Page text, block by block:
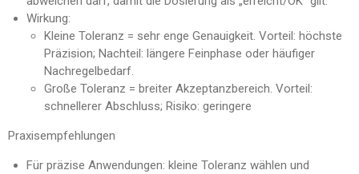
Wirkung:
Kleine Toleranz = sehr enge Genauigkeit. Vorteil: höchste
Präzision; Nachteil: längere Feinphase oder häufiger
Nachregelbedarf.
Große Toleranz = breiter Akzeptanzbereich. Vorteil:
schnellerer Abschluss; Risiko: geringere
Praxisempfehlungen
Für präzise Anwendungen: kleine Toleranz wählen und